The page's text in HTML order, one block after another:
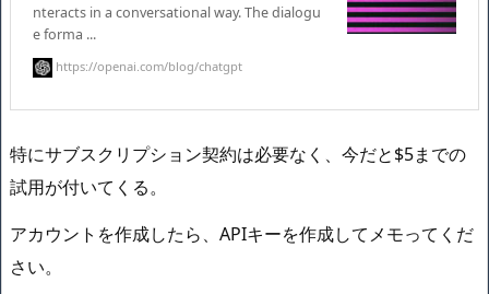
nteracts in a conversational way. The dialogu
e forma ...
https://openai.com/blog/chatgpt
特にサブスクリプション契約は必要なく、今だと$5までの
試用が付いてくる。
アカウントを作成したら、APIキーを作成してメモってくだ
さい。